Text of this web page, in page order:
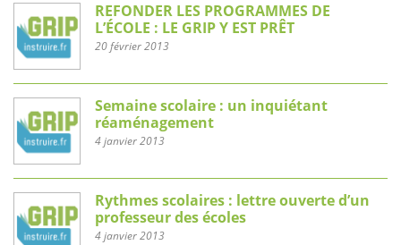
REFONDER LES PROGRAMMES DE
L’ÉCOLE : LE GRIP Y EST PRÊT
20 février 2013
Semaine scolaire : un inquiétant
réaménagement
4 janvier 2013
Rythmes scolaires : lettre ouverte d’un
professeur des écoles
4 janvier 2013